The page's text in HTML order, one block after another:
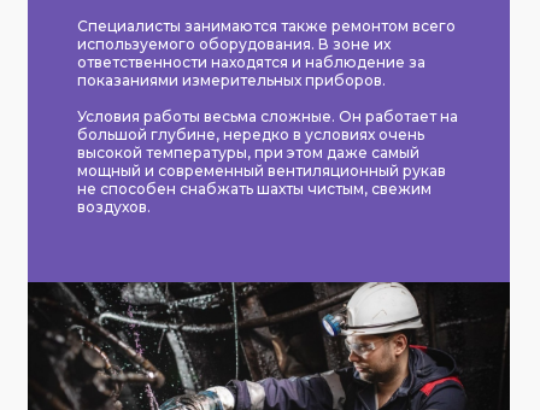
Специалисты занимаются также ремонтом всего
используемого оборудования. В зоне их
ответственности находятся и наблюдение за
показаниями измерительных приборов.
Условия работы весьма сложные. Он работает на
большой глубине, нередко в условиях очень
высокой температуры, при этом даже самый
мощный и современный вентиляционный рукав
не способен снабжать шахты чистым, свежим
воздухов.